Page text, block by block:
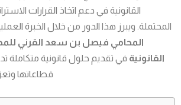
القانونية في دعم اتخاذ القرارات
المحتملة. ويبرز هذا الدور من خلال الخبرة
المحامي فيصل بن سعد القرني
القانونية في تقديم حلول قانونية متكاملة
قطاعاتها